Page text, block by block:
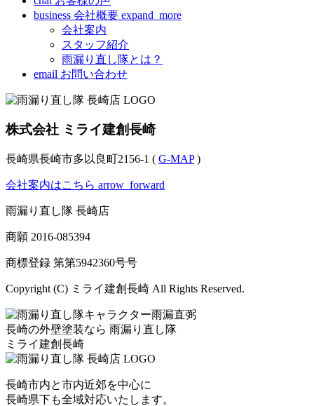
business 会社概要 expand_more
会社案内
スタッフ紹介
雨漏り直し隊とは？
email お問い合わせ
株式会社 ミライ建創長崎
長崎県長崎市多以良町2156-1 ( G-MAP)
会社案内はこちら arrow_forward
雨漏り直し隊 長崎店
商願 2016-085394
商標登録 第第5942360号号
Copyright (C) ミライ建創長崎 All Rights Reserved.
長崎の外壁塗装なら 雨漏り直し隊
ミライ建創長崎
長崎市内と市内近郊を中心に
長崎県下も全域対応いたします。